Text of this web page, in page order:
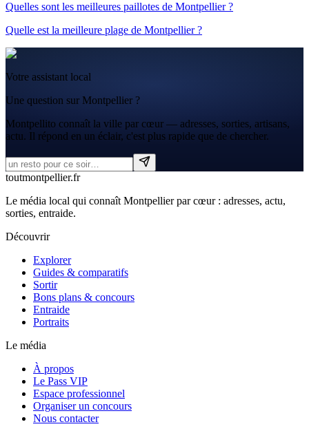
Quelles sont les meilleures paillotes de Montpellier ?
Quelle est la meilleure plage de Montpellier ?
Votre assistant local
Une question sur Montpellier ?
Montpellito connaît la ville par cœur — adresses, sorties, artisans,
actu. Il répond en un éclair, c'est plus rapide que de chercher.
toutmontpellier.fr
Le média local qui connaît Montpellier par cœur : adresses, actu,
sorties, entraide.
Découvrir
Explorer
Guides & comparatifs
Sortir
Bons plans & concours
Entraide
Portraits
Le média
À propos
Le Pass VIP
Espace professionnel
Organiser un concours
Nous contacter